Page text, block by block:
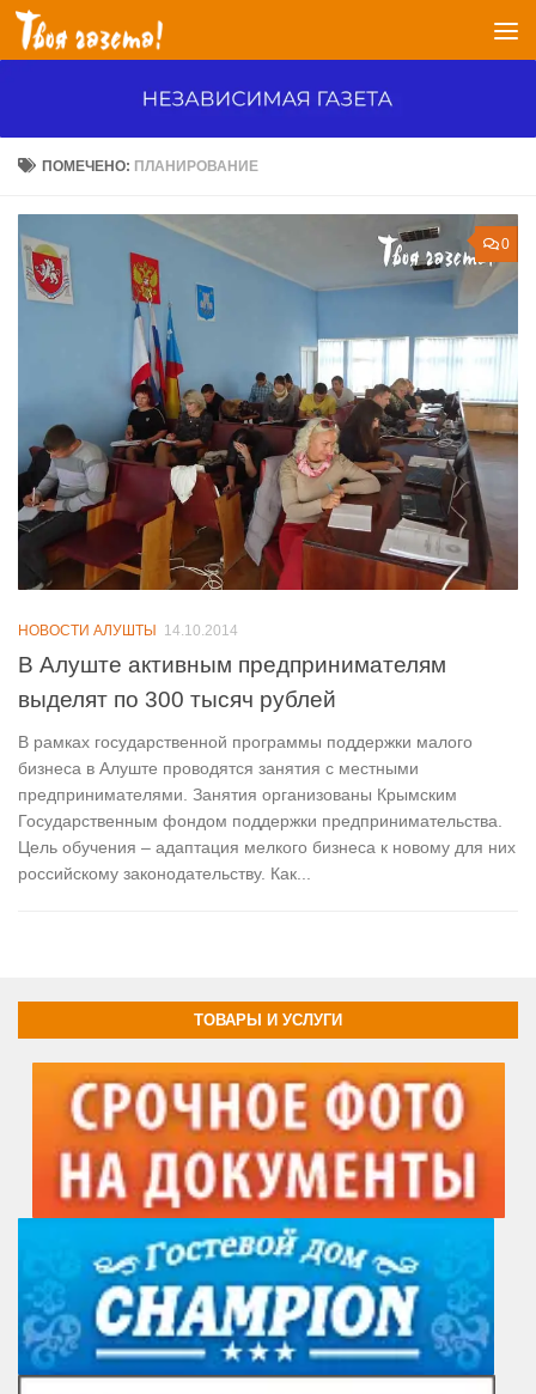
Перейти к содержимому
ПОМЕЧЕНО: ПЛАНИРОВАНИЕ
0
НОВОСТИ АЛУШТЫ 14.10.2014
В Алуште активным предпринимателям
выделят по 300 тысяч рублей
В рамках государственной программы поддержки малого
бизнеса в Алуште проводятся занятия с местными
предпринимателями. Занятия организованы Крымским
Государственным фондом поддержки предпринимательства.
Цель обучения – адаптация мелкого бизнеса к новому для них
российскому законодательству. Как...
ТОВАРЫ И УСЛУГИ